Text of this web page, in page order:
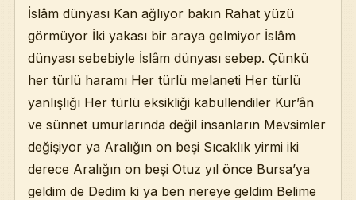
İslâm dünyası Kan ağlıyor bakın Rahat yüzü
görmüyor İki yakası bir araya gelmiyor İslâm
dünyası sebebiyle İslâm dünyası sebep. Çünkü
her türlü haramı Her türlü melaneti Her türlü
yanlışlığı Her türlü eksikliği kabullendiler Kur’ân
ve sünnet umurlarında değil insanların Mevsimler
değişiyor ya Aralığın on beşi Sıcaklık yirmi iki
derece Aralığın on beşi Otuz yıl önce Bursa’ya
geldim de Dedim ki ya ben nereye geldim Belime